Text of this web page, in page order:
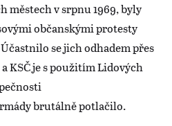
městech v srpnu 1969, byly
občanskými protesty
se jich odhadem přes
KSČ je s použitím Lidových
brutálně potlačilo.